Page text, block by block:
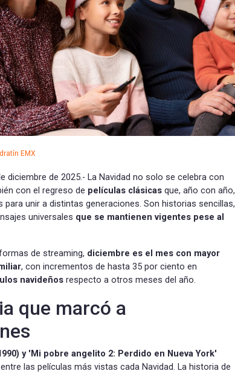
EMX
diciembre de 2025.- La Navidad no solo se celebra con
con el regreso de películas clásicas que, año con año,
para unir a distintas generaciones. Son historias sencillas,
universales que se mantienen vigentes pese al
de streaming, diciembre es el mes con mayor
, con incrementos de hasta 35 por ciento en
navideños respecto a otros meses del año.
que marcó a
y 'Mi pobre angelito 2: Perdido en Nueva York'
las películas más vistas cada Navidad. La historia de